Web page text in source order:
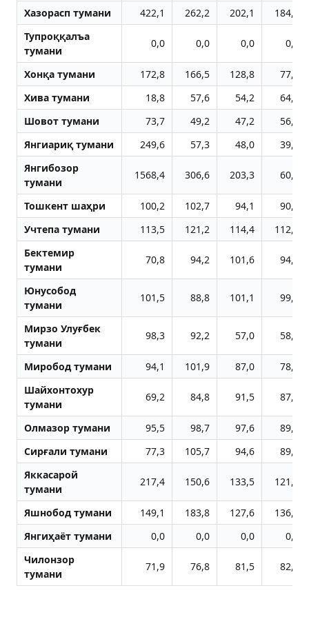
Хазорасп тумани
422,1 262,2 202,1
184,7
Тупроққалъа
тумани
0,0 0,0 0,0 0,0
Хонқа тумани 172,8 166,5 128,8
77,3
Хива тумани
18,8 57,6 54,2
64,4
Шовот тумани
73,7 49,2 47,2
56,1
Янгиариқ тумани
249,6 57,3 48,0
39,6
Янгибозор
тумани
1568,4 306,6 203,3 60,1
Тошкент шаҳри 100,2 102,7 94,1
90,0
Учтепа тумани
113,5 121,2 114,4
112,9
Бектемир
тумани
70,8 94,2 101,6 94,7
Юнусобод
тумани
101,5 88,8 101,1 99,9
Мирзо Улуғбек
тумани
98,3 92,2 57,0 58,8
Миробод тумани 94,1 101,9 87,0
78,4
Шайхонтохур
тумани
69,2 84,8 91,5 87,2
Олмазор тумани 95,5 98,7 97,6
89,6
Сирғали тумани
77,3 105,7 94,6
89,4
Яккасарой
тумани
217,4 150,6 133,5 121,1
Яшнобод тумани 149,1 183,8 127,6
136,8
Янгиҳаёт тумани
0,0 0,0 0,0
0,0
Чилонзор
тумани
71,9 76,8 81,5 82,3